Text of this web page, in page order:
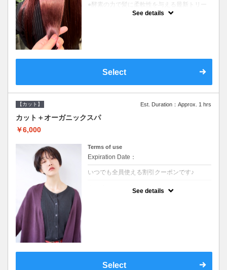
●酵素の力で髪に柔軟性を与える最新トリー
トメント●ＳＢ込●長さ料金あり《こちらのク
ーポンご利用のお客様のみ》オリジナル酵素
See details
Select
【カット】 Est. Duration：Approx. 1 hrs
カット＋オーガニックスパ
￥6,000
Terms of use
Expiration Date：
いつでも全員使える割引クーポンです♪
See details
Select